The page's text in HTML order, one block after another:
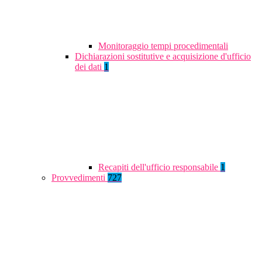
Monitoraggio tempi procedimentali
Dichiarazioni sostitutive e acquisizione d'ufficio
dei dati 1
Recapiti dell'ufficio responsabile 1
Provvedimenti 727